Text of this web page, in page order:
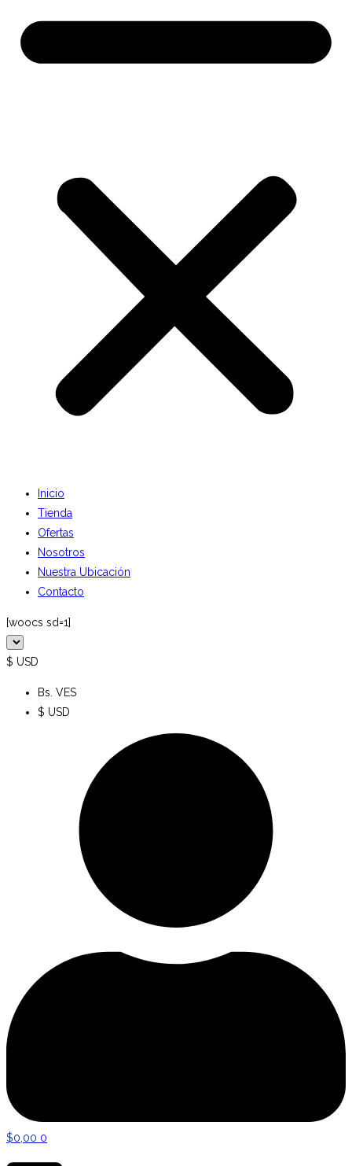
Inicio
Tienda
Ofertas
Nosotros
Nuestra Ubicación
Contacto
[woocs sd=1]
$ USD
Bs. VES
$ USD
$0,00 0